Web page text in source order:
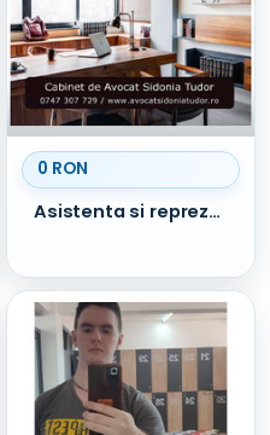
0 RON
Asistenta si reprezentare juridica